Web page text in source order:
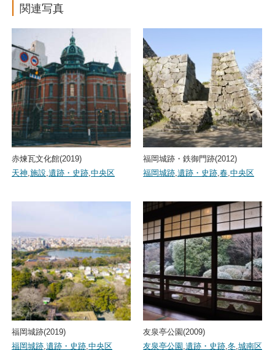
関連写真
赤煉瓦文化館(2019)
天神,施設,遺跡・史跡,中央区
福岡城跡・鉄御門跡(2012)
福岡城跡,遺跡・史跡,春,中央区
福岡城跡(2019)
福岡城跡,遺跡・史跡,中央区
友泉亭公園(2009)
友泉亭公園 ,遺跡・史跡,冬,城南区